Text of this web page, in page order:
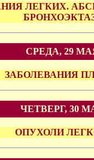
ЛЕГКИХ.
СРЕДА, 29
ЗАБОЛЕВАНИЯ
ЧЕТВЕРГ, 30
ОПУХОЛИ